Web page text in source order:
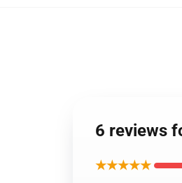
6 reviews
★★★★★